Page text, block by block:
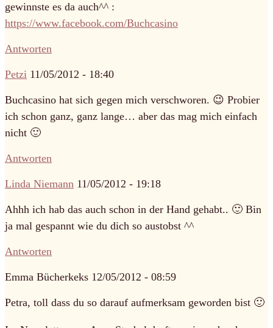
gewinnste es da auch^^ :
https://www.facebook.com/Buchcasino
Antworten
Petzi 11/05/2012 - 18:40
Buchcasino hat sich gegen mich verschworen. 😉 Probier
ich schon ganz, ganz lange… aber das mag mich einfach
nicht 🙂
Antworten
Linda Niemann 11/05/2012 - 19:18
Ahhh ich hab das auch schon in der Hand gehabt.. 🙂 Bin
ja mal gespannt wie du dich so austobst ^^
Antworten
Emma Bücherkeks 12/05/2012 - 08:59
Petra, toll dass du so darauf aufmerksam geworden bist 🙂